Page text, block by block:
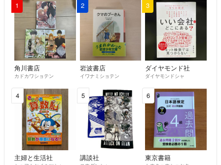
1
角川書店
カドカワショテン
2
岩波書店
イワナミショテン
3
ダイヤモンド社
ダイヤモンドシャ
4
主婦と生活社
5
講談社
6
東京書籍